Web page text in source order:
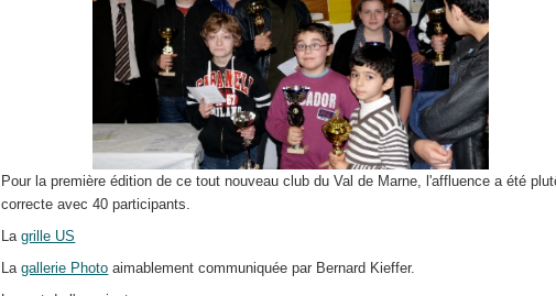
Pour la première édition de ce tout nouveau club du Val de Marne, l'affluence a été
correcte avec 40 participants.
Lagrille US
Lagallerie Photo aimablement communiquée par Bernard Kieffer.